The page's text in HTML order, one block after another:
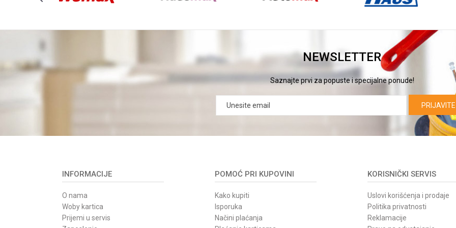
NEWSLETTER
Saznajte prvi za popuste i specijalne ponude!
INFORMACIJE
O nama
Woby kartica
Prijemi u servis
POMOĆ PRI KUPOVINI
Kako kupiti
Isporuka
Načini plaćanja
KORISNIČKI SERVIS
Uslovi korišćenja i prodaje
Politika privatnosti
Reklamacije